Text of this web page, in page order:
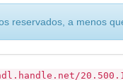
reservados, a menos